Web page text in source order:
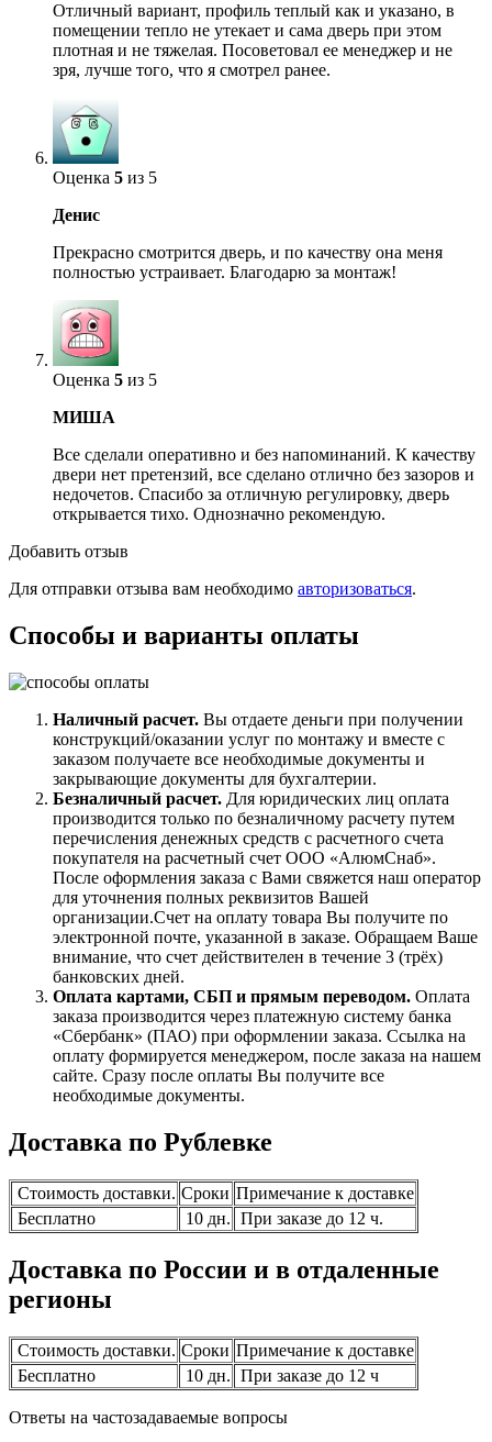
Отличный вариант, профиль теплый как и указано, в
помещении тепло не утекает и сама дверь при этом
плотная и не тяжелая. Посоветовал ее менеджер и не
зря, лучше того, что я смотрел ранее.
Оценка 5 из 5
Денис
Прекрасно смотрится дверь, и по качеству она меня
полностью устраивает. Благодарю за монтаж!
Оценка 5 из 5
МИША
Все сделали оперативно и без напоминаний. К качеству
двери нет претензий, все сделано отлично без зазоров и
недочетов. Спасибо за отличную регулировку, дверь
открывается тихо. Однозначно рекомендую.
Добавить отзыв
Для отправки отзыва вам необходимо авторизоваться.
Способы и варианты оплаты
Наличный расчет. Вы отдаете деньги при получении
конструкций/оказании услуг по монтажу и вместе с
заказом получаете все необходимые документы и
закрывающие документы для бухгалтерии.
Безналичный расчет. Для юридических лиц оплата
производится только по безналичному расчету путем
перечисления денежных средств с расчетного счета
покупателя на расчетный счет ООО «АлюмСнаб».
После оформления заказа с Вами свяжется наш оператор
для уточнения полных реквизитов Вашей
организации.Счет на оплату товара Вы получите по
электронной почте, указанной в заказе. Обращаем Ваше
внимание, что счет действителен в течение 3 (трёх)
банковских дней.
Оплата картами, СБП и прямым переводом. Оплата
заказа производится через платежную систему банка
«Сбербанк» (ПАО) при оформлении заказа. Ссылка на
оплату формируется менеджером, после заказа на нашем
сайте. Сразу после оплаты Вы получите все
необходимые документы.
Доставка по Рублевке
Стоимость доставки. Сроки Примечание к доставке
Бесплатно
10 дн. При заказе до 12 ч.
Доставка по России и в отдаленные
регионы
Стоимость доставки. Сроки Примечание к доставке
Бесплатно
10 дн. При заказе до 12 ч
Ответы на частозадаваемые вопросы